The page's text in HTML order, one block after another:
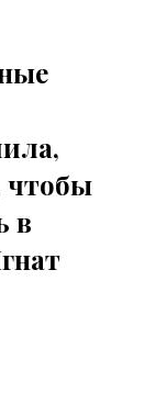
чтобы
в